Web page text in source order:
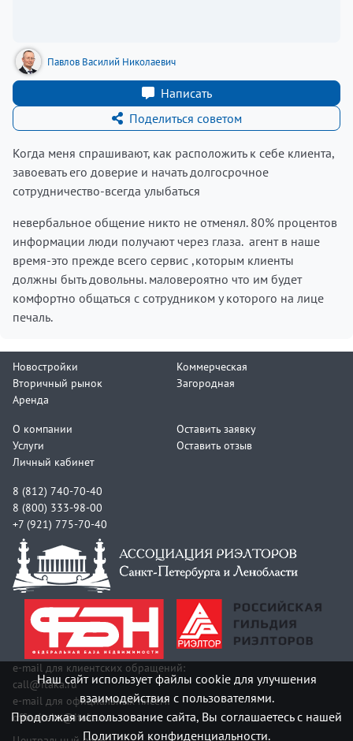
Павлов Василий Николаевич
Написать
Поделиться советом
Когда меня спрашивают, как расположить к себе клиента,
завоевать его доверие и начать долгосрочное
сотрудничество-всегда улыбаться
невербальное общение никто не отменял. 80% процентов
информации люди получают через глаза. агент в наше
время-это прежде всего сервис ,которым клиенты
должны быть довольны. маловероятно что им будет
комфортно общаться с сотрудником у которого на лице
печаль.
Новостройки
Вторичный рынок
Аренда
Коммерческая
Загородная
О компании
Услуги
Личный кабинет
Оставить заявку
Оставить отзыв
8 (812) 740-70-40
8 (800) 333-98-00
+7 (921) 775-70-40
e-mail для клиентских обращений:
call@itaka.ru
e-mail для официальных писем:
officeitaka@itaka.ru
Наш сайт использует файлы cookie для улучшения
взаимодействия с пользователями.
Продолжая использование сайта, Вы соглашаетесь с нашей
Политикой конфиденциальности.